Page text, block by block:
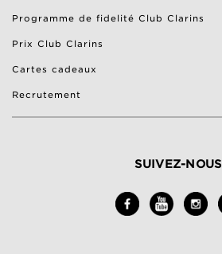
Programme de fidelité Club Clarins
Prix Club Clarins
Cartes cadeaux
Recrutement
SUIVEZ-NOUS